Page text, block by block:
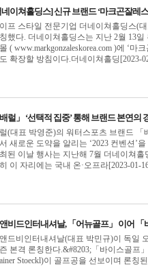
이쳐홀딩스] 신규 브랜드 ‘마크곤잘레스
프 스타일 전문기업 더네이쳐홀딩스(
했다. 더네이쳐홀딩스는 지난 2월 13
( www.markgonzaleskorea.com )에 ‘
확장할 방침이다.더네이쳐홀딩[2023-
배럴」 ‘선택적 집중’ 통해 브랜드 본연의
(대표 박영준)의 워터스포츠 브랜드
새로운 도약을 알리는 ‘2023 컨벤션’
된 이날 행사는 지난해 7월 더네이쳐
이 자리에는 국내 온·오프라[2023-01-
비드인터내셔날, 「어뉴골프」 이어 「
드비인터내셔날(대표 박민규)이 독일
본격 론칭한다.&#8203;「바이스골프
Stoeckl)이 골프공을 선보이며 론칭